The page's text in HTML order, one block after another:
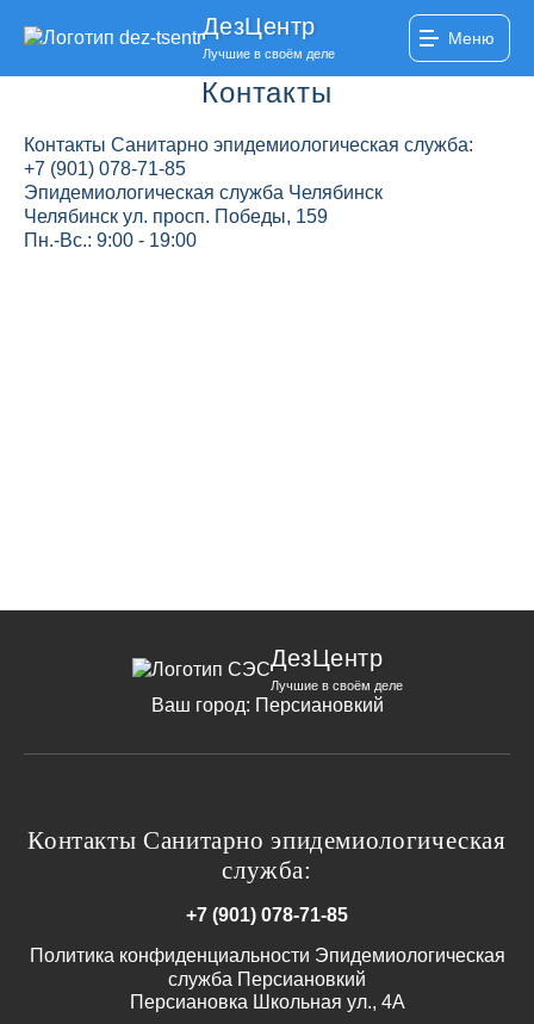
ДезЦентр
Лучшие в своём деле
Меню
Контакты
Контакты Санитарно эпидемиологическая служба:
+7 (901) 078-71-85
Эпидемиологическая служба Челябинск
Челябинск ул. просп. Победы, 159
Пн.-Вс.: 9:00 - 19:00
ДезЦентр
Лучшие в своём деле
Ваш город: Персиановкий
Контакты Санитарно эпидемиологическая
служба:
+7 (901) 078-71-85
Политика конфиденциальности Эпидемиологическая
служба Персиановкий
Персиановка Школьная ул., 4А